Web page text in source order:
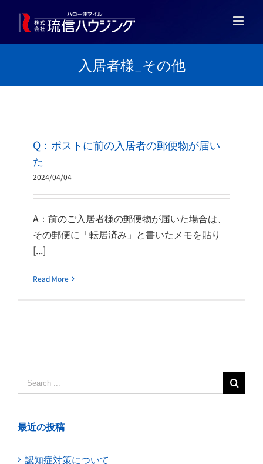
入居者様_その他
Q：ポストに前の入居者の郵便物が届い
た
2024/04/04
A：前のご入居者様の郵便物が届いた場合は、
その郵便に「転居済み」と書いたメモを貼り
[...]
Read More
Search
for:
最近の投稿
認知症対策について